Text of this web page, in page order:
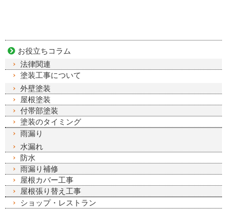
お役立ちコラム
法律関連
塗装工事について
外壁塗装
屋根塗装
付帯部塗装
塗装のタイミング
雨漏り
水漏れ
防水
雨漏り補修
屋根カバー工事
屋根張り替え工事
ショップ・レストラン